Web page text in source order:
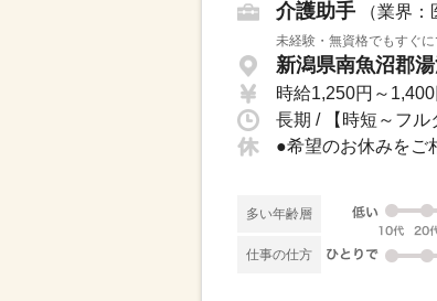
介護助手 （業界
未経験・無資格でもすぐ
新潟県南魚沼郡
時給1,250円～1,400
長期 / 【時短～フ
多い年齢層
仕事の仕方